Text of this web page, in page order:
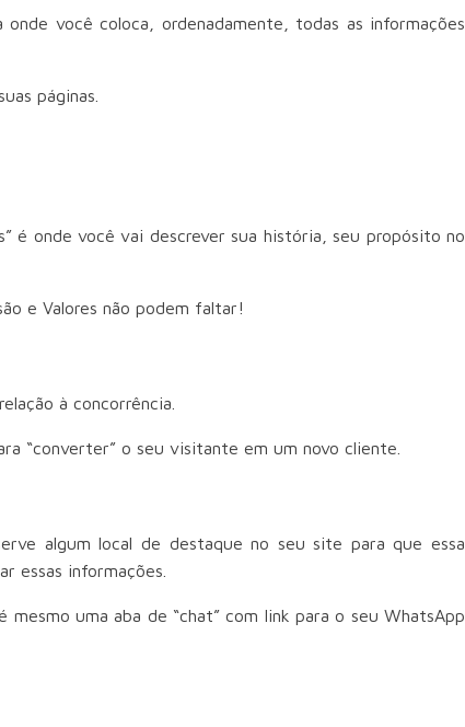
você coloca, ordenadamente, todas as informações
páginas.
é onde você vai descrever sua história, seu propósito no
e Valores não podem faltar!
à concorrência.
“converter” o seu visitante em um novo cliente.
algum local de destaque no seu site para que essa
essas informações.
uma aba de “chat” com link para o seu WhatsApp